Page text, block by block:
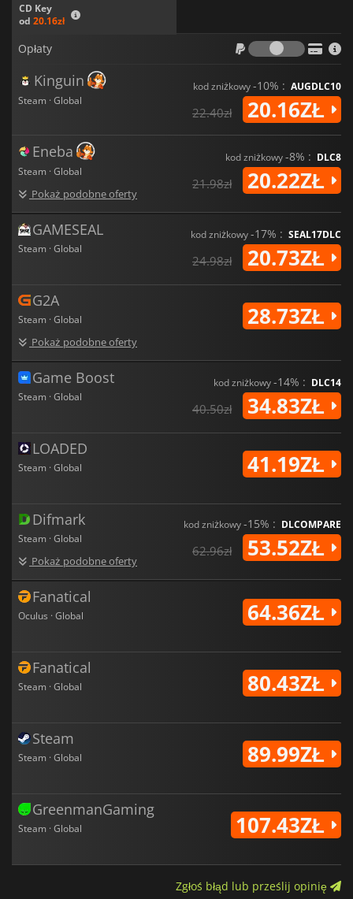
CD Key
od 20.16zł
Opłaty
Opłaty
Kinguin
Steam · Global
kod zniżkowy-10% : AUGDLC10
22.40zł 20.16ZŁ
Eneba
Steam · Global
Pokaż podobne oferty
kod zniżkowy-8% : DLC8
21.98zł 20.22ZŁ
GAMESEAL
Steam · Global
kod zniżkowy-17% : SEAL17DLC
24.98zł 20.73ZŁ
G2A
Steam · Global
Pokaż podobne oferty
28.73ZŁ
Game Boost
Steam · Global
kod zniżkowy-14% : DLC14
40.50zł 34.83ZŁ
LOADED
Steam · Global 41.19ZŁ
Difmark
Steam · Global
Pokaż podobne oferty
kod zniżkowy-15% : DLCOMPARE
62.96zł 53.52ZŁ
Fanatical
Oculus · Global 64.36ZŁ
Fanatical
Steam · Global 80.43ZŁ
Steam
Steam · Global 89.99ZŁ
GreenmanGaming
Steam · Global 107.43ZŁ
Zgłoś błąd lub prześlij opinię